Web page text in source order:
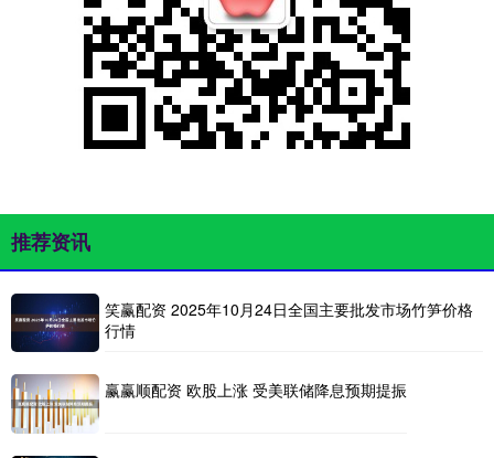
推荐资讯
笑赢配资 2025年10月24日全国主要批发市场竹笋价格
行情
赢赢顺配资 欧股上涨 受美联储降息预期提振